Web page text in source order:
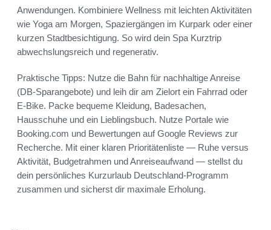
Anwendungen. Kombiniere Wellness mit leichten Aktivitäten
wie Yoga am Morgen, Spaziergängen im Kurpark oder einer
kurzen Stadtbesichtigung. So wird dein Spa Kurztrip
abwechslungsreich und regenerativ.
Praktische Tipps: Nutze die Bahn für nachhaltige Anreise
(DB-Sparangebote) und leih dir am Zielort ein Fahrrad oder
E-Bike. Packe bequeme Kleidung, Badesachen,
Hausschuhe und ein Lieblingsbuch. Nutze Portale wie
Booking.com und Bewertungen auf Google Reviews zur
Recherche. Mit einer klaren Prioritätenliste — Ruhe versus
Aktivität, Budgetrahmen und Anreiseaufwand — stellst du
dein persönliches Kurzurlaub Deutschland-Programm
zusammen und sicherst dir maximale Erholung.